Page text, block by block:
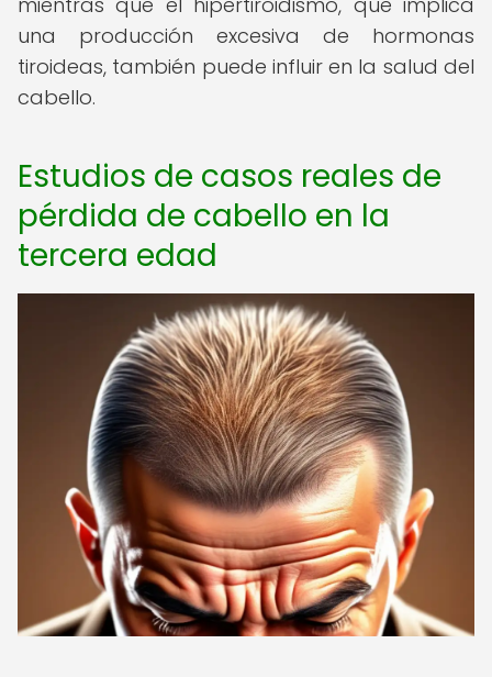
una producción excesiva de hormonas
tiroideas, también puede influir en la salud del
cabello.
Estudios de casos reales de
pérdida de cabello en la
tercera edad